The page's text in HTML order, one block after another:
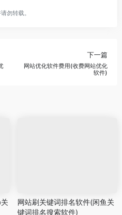
勿转载。
下一篇
网站优化软件费用(收费网站优化
软件)
网站刷关键词排名软件(闲鱼关
键词排名搜索软件)